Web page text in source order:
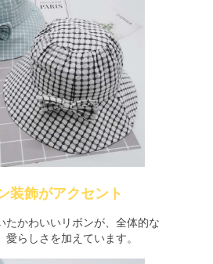
装飾がアクセント
たかわいいリボンが、全体的な
らしさを加えています。